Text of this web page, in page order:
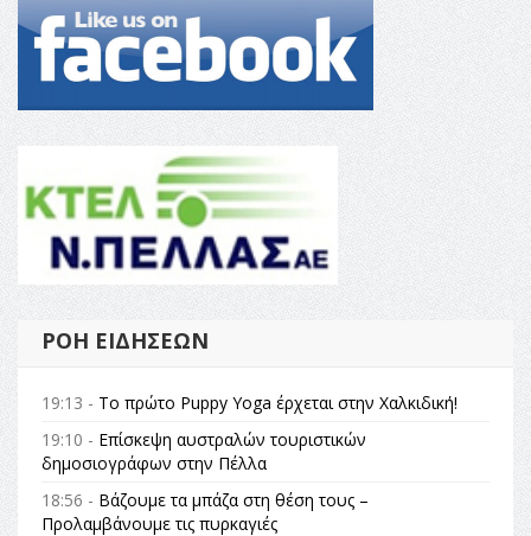
ΡΟΉ ΕΙΔΉΣΕΩΝ
19:13 - Το πρώτο Puppy Yoga έρχεται στην Χαλκιδική!
19:10 - Επίσκεψη αυστραλών τουριστικών
δημοσιογράφων στην Πέλλα
18:56 - Βάζουμε τα μπάζα στη θέση τους –
Προλαμβάνουμε τις πυρκαγιές